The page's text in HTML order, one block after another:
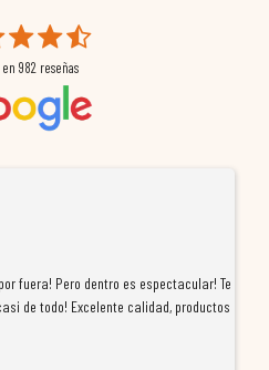
en 982 reseñas
fuera! Pero dentro es espectacular! Te
de todo! Excelente calidad, productos